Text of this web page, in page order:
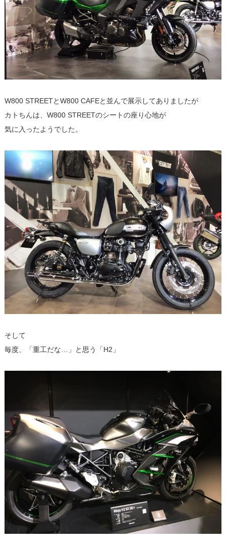
W800 STREETとW800 CAFEと並んで展示してありましたが
カトちんは、W800 STREETのシートの座り心地が
気に入ったようでした。
そして
毎度、「重工だな…」と思う「H2」